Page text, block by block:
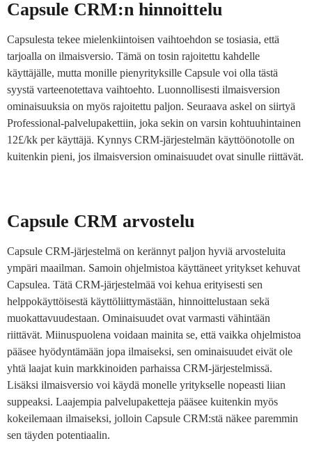
Capsule CRM:n hinnoittelu
Capsulesta tekee mielenkiintoisen vaihtoehdon se tosiasia, että
tarjoalla on ilmaisversio. Tämä on tosin rajoitettu kahdelle
käyttäjälle, mutta monille pienyrityksille Capsule voi olla tästä
syystä varteenotettava vaihtoehto. Luonnollisesti ilmaisversion
ominaisuuksia on myös rajoitettu paljon. Seuraava askel on siirtyä
Professional-palvelupakettiin, joka sekin on varsin kohtuuhintainen
12£/kk per käyttäjä. Kynnys CRM-järjestelmän käyttöönotolle on
kuitenkin pieni, jos ilmaisversion ominaisuudet ovat sinulle riittävät.
Capsule CRM arvostelu
Capsule CRM-järjestelmä on kerännyt paljon hyviä arvosteluita
ympäri maailman. Samoin ohjelmistoa käyttäneet yritykset kehuvat
Capsulea. Tätä CRM-järjestelmää voi kehua erityisesti sen
helppokäyttöisestä käyttöliittymästään, hinnoittelustaan sekä
muokattavuudestaan. Ominaisuudet ovat varmasti vähintään
riittävät. Miinuspuolena voidaan mainita se, että vaikka ohjelmistoa
pääsee hyödyntämään jopa ilmaiseksi, sen ominaisuudet eivät ole
yhtä laajat kuin markkinoiden parhaissa CRM-järjestelmissä.
Lisäksi ilmaisversio voi käydä monelle yritykselle nopeasti liian
suppeaksi. Laajempia palvelupaketteja pääsee kuitenkin myös
kokeilemaan ilmaiseksi, jolloin Capsule CRM:stä näkee paremmin
sen täyden potentiaalin.